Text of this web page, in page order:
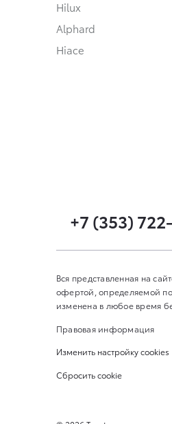
Hilux
Alphard
Hiace
+7 (353)
Вся представленная на
офертой, определяемой
изменена в любое время
Правовая информация
Изменить настройку cookies
Сбросить cookie